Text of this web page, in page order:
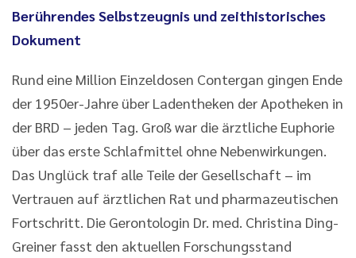
Berührendes Selbstzeugnis und zeithistorisches
Dokument
Rund eine Million Einzeldosen Contergan gingen Ende
der 1950er-Jahre über Ladentheken der Apotheken in
der BRD – jeden Tag. Groß war die ärztliche Euphorie
über das erste Schlafmittel ohne Nebenwirkungen.
Das Unglück traf alle Teile der Gesellschaft – im
Vertrauen auf ärztlichen Rat und pharmazeutischen
Fortschritt. Die Gerontologin Dr. med. Christina Ding-
Greiner fasst den aktuellen Forschungsstand